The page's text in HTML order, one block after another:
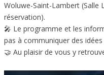
Woluwe-Saint-Lambert (Salle
réservation).
🎤 Le programme et les
pas à communiquer des
🤝 Au plaisir de vous y